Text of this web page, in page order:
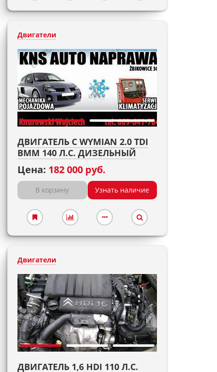
Двигатели
ДВИГАТЕЛЬ С WYMIAN 2.0 TDI
BMM 140 Л.С. ДИЗЕЛЬНЫЙ
Цена: 182 000 руб.
В корзину Узнать наличие
Двигатели
ДВИГАТЕЛЬ 1,6 HDI 110 Л.С.